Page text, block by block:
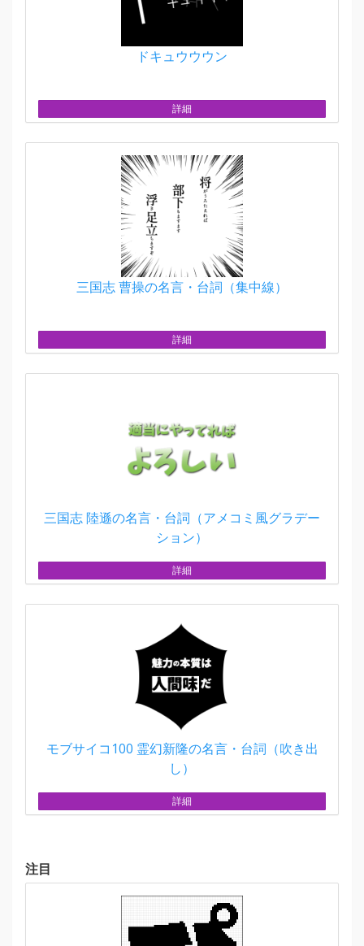
ドキュウウウン
詳細
三国志 曹操の名言・台詞（集中線）
詳細
三国志 陸遜の名言・台詞（アメコミ風グラデー
ション）
詳細
モブサイコ100 霊幻新隆の名言・台詞（吹き出
し）
詳細
注目